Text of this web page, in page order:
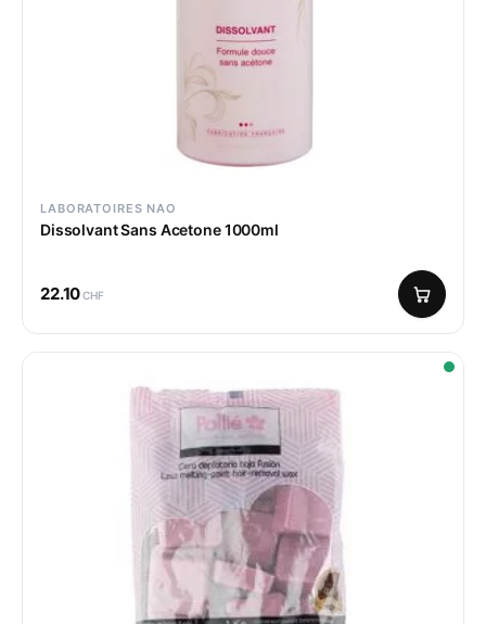
LABORATOIRES NAO
Dissolvant Sans Acetone 1000ml
22.10CHF